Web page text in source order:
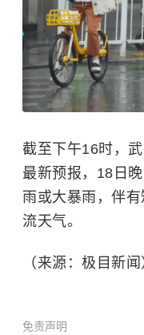
截至下午16时，
最新预报，18日
雨或大暴雨，伴
流天气。
（来源：极目新闻
免责声明